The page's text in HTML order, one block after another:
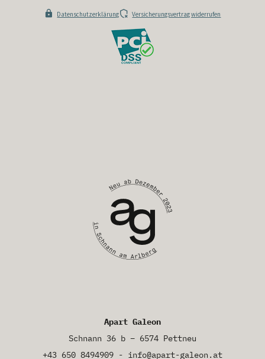
Datenschutzerklärung Versicherungsvertrag widerrufen
Apart Galeon
Schnann 36 b – 6574 Pettneu
+43 650 8494909 - info@apart-galeon.at